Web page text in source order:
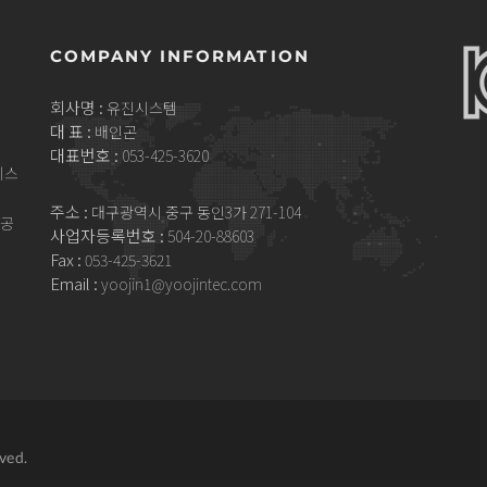
COMPANY INFORMATION
회사명 : 유진시스템
대 표 : 배인곤
대표번호 : 053-425-3620
주소 : 대구광역시 중구 동인3가 271-104
사업자등록번호 : 504-20-88603
Fax : 053-425-3621
Email : yoojin1@yoojintec.com